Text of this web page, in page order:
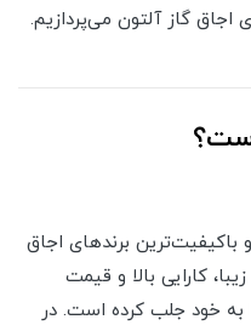
اجاق گاز آلتون می‌پردازیم.
باکیفیت‌ترین برندهای اجاق
کارایی بالا و قیمت
به خود جلب کرده است. در